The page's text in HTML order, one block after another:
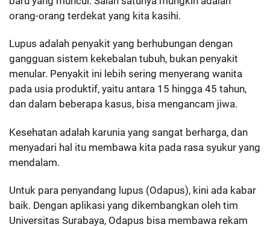
orang-orang terdekat yang kita kasihi.
Lupus adalah penyakit yang berhubungan dengan
gangguan sistem kekebalan tubuh, bukan penyakit
menular. Penyakit ini lebih sering menyerang wanita
pada usia produktif, yaitu antara 15 hingga 45 tahun,
dan dalam beberapa kasus, bisa mengancam jiwa.
Kesehatan adalah karunia yang sangat berharga, dan
menyadari hal itu membawa kita pada rasa syukur yang
mendalam.
Untuk para penyandang lupus (Odapus), kini ada kabar
baik. Dengan aplikasi yang dikembangkan oleh tim
Universitas Surabaya, Odapus bisa membawa rekam